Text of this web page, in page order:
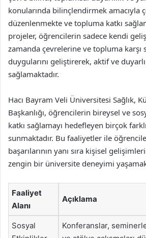
konularında bilinçlendirmek amacıyla
düzenlenmekte ve topluma katkı
projeler, öğrencilerin sadece kendi
zamanda çevrelerine ve topluma karşı
duygularını geliştirerek, aktif ve
sağlamaktadır.
Hacı Bayram Veli Üniversitesi Sağlık,
Başkanlığı, öğrencilerin bireysel ve
katkı sağlamayı hedefleyen birçok
sunmaktadır. Bu faaliyetler ile
başarılarının yanı sıra kişisel
zengin bir üniversite deneyimi
Faaliyet
Alanı
Açıklama
Sosyal
Konferanslar,